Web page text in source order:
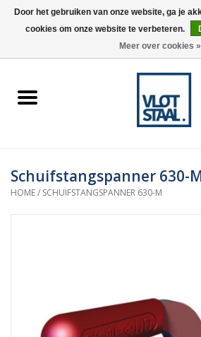
spanners
Schuifstangspanner 630-
HOME/ SCHUIFSTANGSPANNER 630-M
Door het gebruiken van onze website, ga je
cookies om onze website te verbeteren.
Meer over cookies »